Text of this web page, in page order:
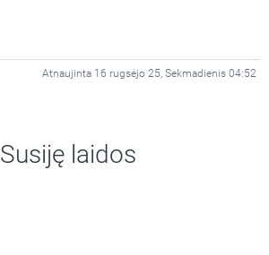
Atnaujinta 16 rugsėjo 25, Sekmadienis 04:52
Susiję laidos